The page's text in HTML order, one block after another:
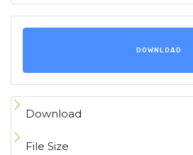
DOWNLOAD
Download
File Size